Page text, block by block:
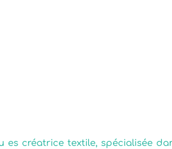
es créatrice textile, spécialisée